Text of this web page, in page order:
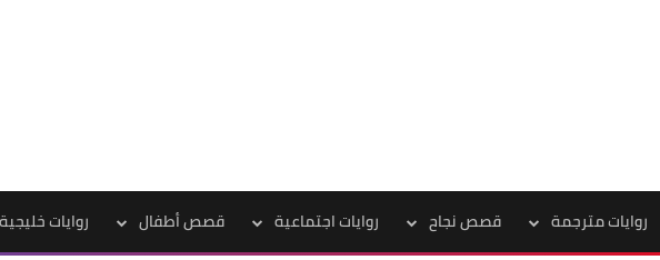
روايات مترجمة قصص نجاح روايات اجتماعية قصص أطفال روايات خليجية